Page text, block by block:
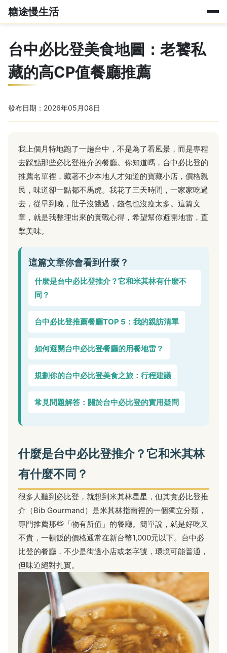
糖途慢生活
台中必比登美食地圖：老饕私
藏的高CP值餐廳推薦
發布日期：2026年05月08日
我上個月特地跑了一趟台中，不是為了看風景，而是專程
去踩點那些必比登推介的餐廳。你知道嗎，台中必比登的
推薦名單裡，藏著不少本地人才知道的寶藏小店，價格親
民，味道卻一點都不馬虎。我花了三天時間，一家家吃過
去，從早到晚，肚子沒餓過，錢包也沒瘦太多。這篇文
章，就是我整理出來的實戰心得，希望幫你避開地雷，直
擊美味。
這篇文章你會看到什麼？
什麼是台中必比登推介？它和米其林有什麼不
同？
台中必比登推薦餐廳TOP 5：我的親訪清單
如何避開台中必比登餐廳的用餐地雷？
規劃你的台中必比登美食之旅：行程建議
常見問題解答：關於台中必比登的實用疑問
什麼是台中必比登推介？它和米其林
有什麼不同？
很多人聽到必比登，就想到米其林星星，但其實必比登推
介（Bib Gourmand）是米其林指南裡的一個獨立分類，
專門推薦那些「物有所值」的餐廳。簡單說，就是好吃又
不貴，一頓飯的價格通常在新台幣1,000元以下。台中必
比登的餐廳，不少是街邊小店或老字號，環境可能普通，
但味道絕對扎實。